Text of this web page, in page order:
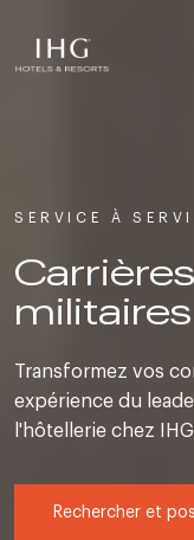
SERVICE À
Transformez vos
expérience du
l'hôtellerie chez
Rechercher et